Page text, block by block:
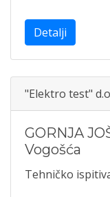
Detalji
"Elektro test"
GORNJA
Vogošća
Tehničko